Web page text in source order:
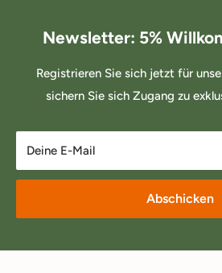
Newsletter: 5%
Registrieren Sie sich jetzt für
sichern Sie sich Zugang zu
Deine E-Mail
Abschicken